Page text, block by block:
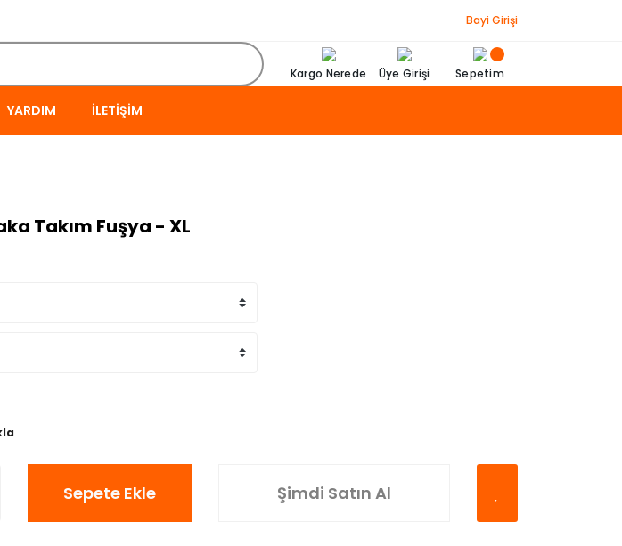
Bayi Girişi
Kargo Nerede Üye Girişi Sepetim
YARDIM İLETIŞIM
Takım Fuşya - XL
Sepete Ekle Şimdi Satın Al